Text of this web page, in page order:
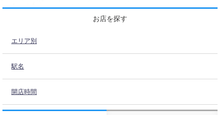
お店を探す
エリア別
駅名
開店時間